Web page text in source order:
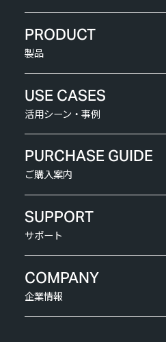
PRODUCT
製品
USE CASES
活用シーン・事例
PURCHASE GUIDE
ご購入案内
SUPPORT
サポート
COMPANY
企業情報